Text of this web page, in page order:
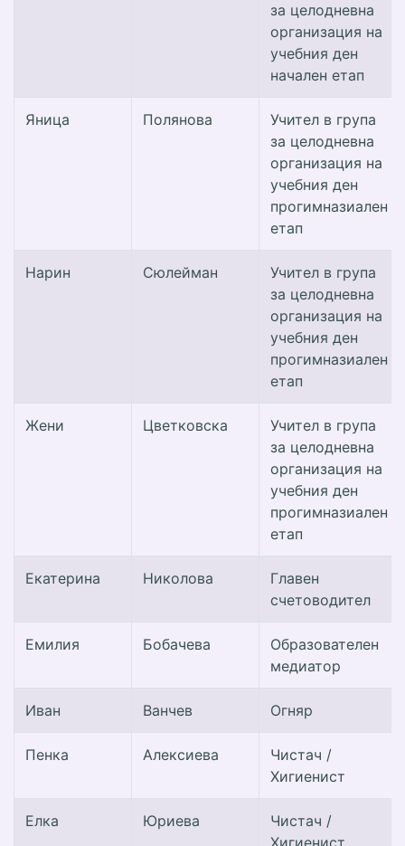
за целодневна
организация на
учебния ден
начален етап
Яница Полянова
Учител в група
за целодневна
организация на
учебния ден
прогимназиален
етап
Нарин Сюлейман
Учител в група
за целодневна
организация на
учебния ден
прогимназиален
етап
Жени Цветковска
Учител в група
за целодневна
организация на
учебния ден
прогимназиален
етап
Екатерина Николова
Главен
счетоводител
Емилия Бобачева
Образователен
медиатор
Иван Ванчев Огняр
Пенка Алексиева
Чистач /
Хигиенист
Елка Юриева
Чистач /
Хигиенист